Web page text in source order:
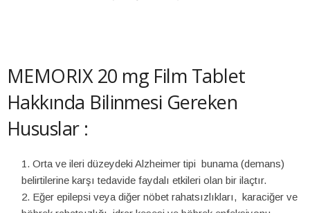
MEMORIX 20 mg Film Tablet
Hakkında Bilinmesi Gereken
Hususlar :
Orta ve ileri düzeydeki Alzheimer tipi bunama (demans)
belirtilerine karşı tedavide faydalı etkileri olan bir ilaçtır.
Eğer epilepsi veya diğer nöbet rahatsızlıkları, karaciğer ve